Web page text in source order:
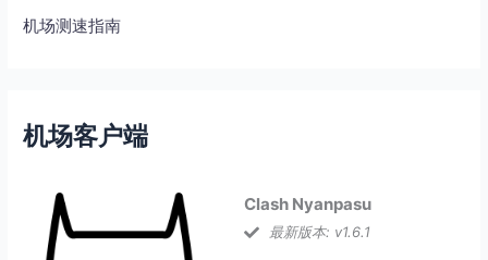
机场测速指南
机场客户端
Clash Nyanpasu
最新版本: v1.6.1